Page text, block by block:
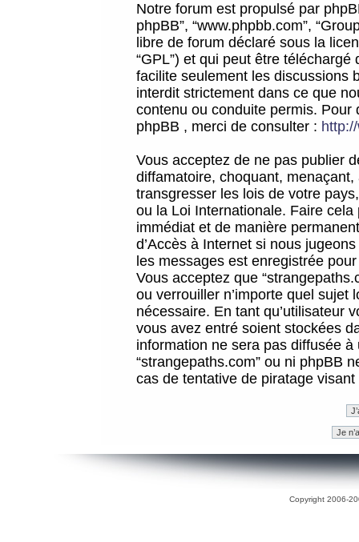
Notre forum est propulsé par
phpBB”, “www.phpbb.com”,
libre de forum déclaré sous la
“GPL”) et qui peut être téléchargé
facilite seulement les discussions
interdit strictement dans ce que
contenu ou conduite permis.
phpBB , merci de consulter :
Vous acceptez de ne pas publier
diffamatoire, choquant,
transgresser les lois de votre
ou la Loi Internationale. Faire
immédiat et de manière
d’Accès à Internet si nous
les messages est enregistrée
Vous acceptez que
ou verrouiller n’importe quel sujet
nécessaire. En tant qu’utilisateur
vous avez entré soient stockées
information ne sera pas diffusée
“strangepaths.com” ou ni phpBB
cas de tentative de piratage
Copyright 2006-